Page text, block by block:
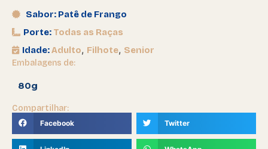
Embalagens de:
80g
Sabor: Patê de Frango
Porte: Todas as Raças
Idade:Adulto, Filhote, Senior
Compartilhar:
Facebook Twitter